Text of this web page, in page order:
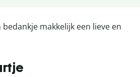
makkelijk een lieve en